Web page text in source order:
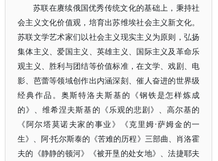
苏联在赓续俄国优秀传统文化的基础上，秉持社
会主义文化价值观，培育出苏维埃社会主义新文化。
苏联文学艺术家们以社会主义现实主义为原则，弘扬
集体主义、爱国主义、英雄主义、国际主义及革命乐
观主义、胜利与团结等价值标准，在文学、戏剧、电
影、芭蕾等领域创作出内涵深刻、催人奋进的世界级
经典作品。奥斯特洛夫斯基的《钢铁是怎样炼成
的》、维希涅夫斯基的《乐观的悲剧》、高尔基的
《阿尔塔莫诺夫家的事业》《克里姆·萨姆金的一
生》、阿·托尔斯泰的《苦难的历程》三部曲、肖洛霍
夫的《静静的顿河》《被开垦的处女地》、法捷耶夫